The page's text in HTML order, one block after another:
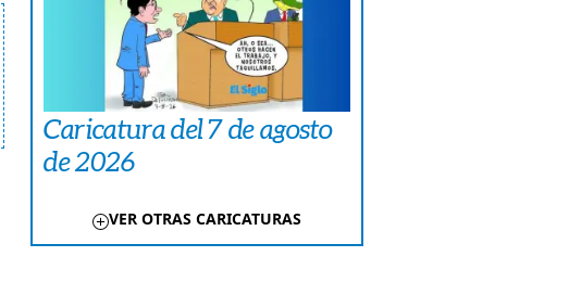
Caricatura del 7 de agosto
de 2026
VER OTRAS CARICATURAS